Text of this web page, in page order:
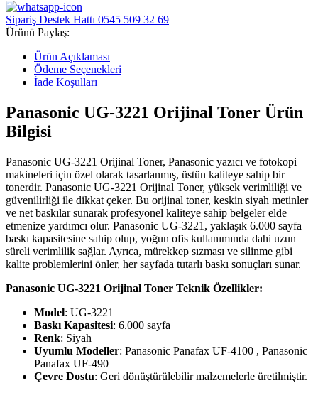
Sipariş Destek Hattı 0545 509 32 69
Ürünü Paylaş:
Ürün Açıklaması
Ödeme Seçenekleri
İade Koşulları
Panasonic UG-3221 Orijinal Toner Ürün
Bilgisi
Panasonic UG-3221 Orijinal Toner, Panasonic yazıcı ve fotokopi
makineleri için özel olarak tasarlanmış, üstün kaliteye sahip bir
tonerdir. Panasonic UG-3221 Orijinal Toner, yüksek verimliliği ve
güvenilirliği ile dikkat çeker. Bu orijinal toner, keskin siyah metinler
ve net baskılar sunarak profesyonel kaliteye sahip belgeler elde
etmenize yardımcı olur. Panasonic UG-3221, yaklaşık 6.000 sayfa
baskı kapasitesine sahip olup, yoğun ofis kullanımında dahi uzun
süreli verimlilik sağlar. Ayrıca, mürekkep sızması ve silinme gibi
kalite problemlerini önler, her sayfada tutarlı baskı sonuçları sunar.
Panasonic UG-3221 Orijinal Toner Teknik Özellikler:
Model: UG-3221
Baskı Kapasitesi: 6.000 sayfa
Renk: Siyah
Uyumlu Modeller: Panasonic Panafax UF-4100 , Panasonic
Panafax UF-490
Çevre Dostu: Geri dönüştürülebilir malzemelerle üretilmiştir.